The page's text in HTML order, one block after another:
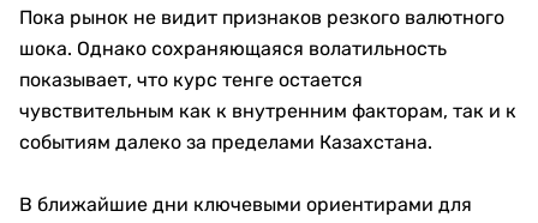
Пока рынок не видит признаков резкого валютного
шока. Однако сохраняющаяся волатильность
показывает, что курс тенге остается
чувствительным как к внутренним факторам, так и к
событиям далеко за пределами Казахстана.
В ближайшие дни ключевыми ориентирами для